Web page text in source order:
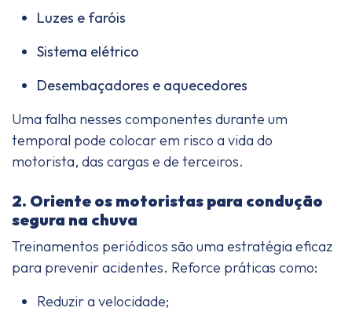
Luzes e faróis
Sistema elétrico
Desembaçadores e aquecedores
Uma falha nesses componentes durante um
temporal pode colocar em risco a vida do
motorista, das cargas e de terceiros.
2. Oriente os motoristas para condução
segura na chuva
Treinamentos periódicos são uma estratégia eficaz
para prevenir acidentes. Reforce práticas como:
Reduzir a velocidade;